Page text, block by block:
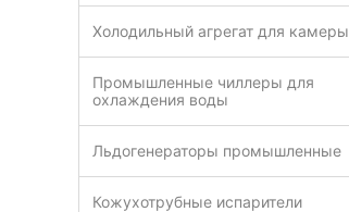
Холодильный агрегат для камеры
Промышленные чиллеры для
охлаждения воды
Льдогенераторы промышленные
Кожухотрубные испарители